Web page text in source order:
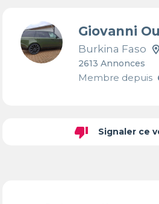
Giovanni
Burkina Faso
2613 Annonces
Membre depuis
thumb_down Signaler ce